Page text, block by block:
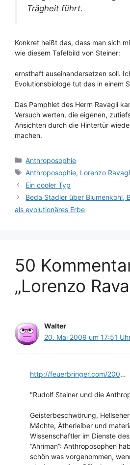
Trägheit führt.
Konkret heißt das, dass man sich
wie diesem Tafelbild von Steiner:
ernsthaft auseinandersetzen soll.
Evolutionsbiologe tut das in einem
Das Pamphlet des Herrn Ravagli
Versuch werten, die eigenen,
Ansichten durch die Hintertür
machen.
Kategorien
Anthroposophie
Schlagwörter
Anthroposophie, Lorenzo
Ein cooler Typ
Beda Stadler über Blumenkohl,
als evolutionäres Erbe
50
„Lorenzo
Walter
20. Mai 2009 um 17:51
http://feuerbringer.com/200…
"Rudolf Steiner und die
Geisterbeschwörung,
Mächte, Ätherleiber und
Wissenschaftler im Dienste
“Ahriman”: Anthroposophen
schön was vorgenommen,